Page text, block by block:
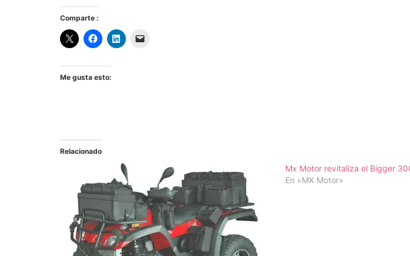
Comparte :
Me gusta esto:
Relacionado
Mx Motor revitaliza el Bigger
En «MX Motor»